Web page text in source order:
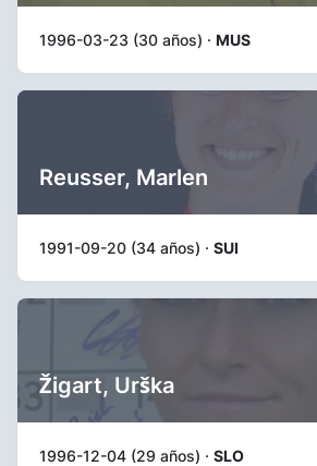
1996-03-23 (30 años) · MUS
Reusser, Marlen
1991-09-20 (34 años) · SUI
Žigart, Urška
1996-12-04 (29 años) · SLO